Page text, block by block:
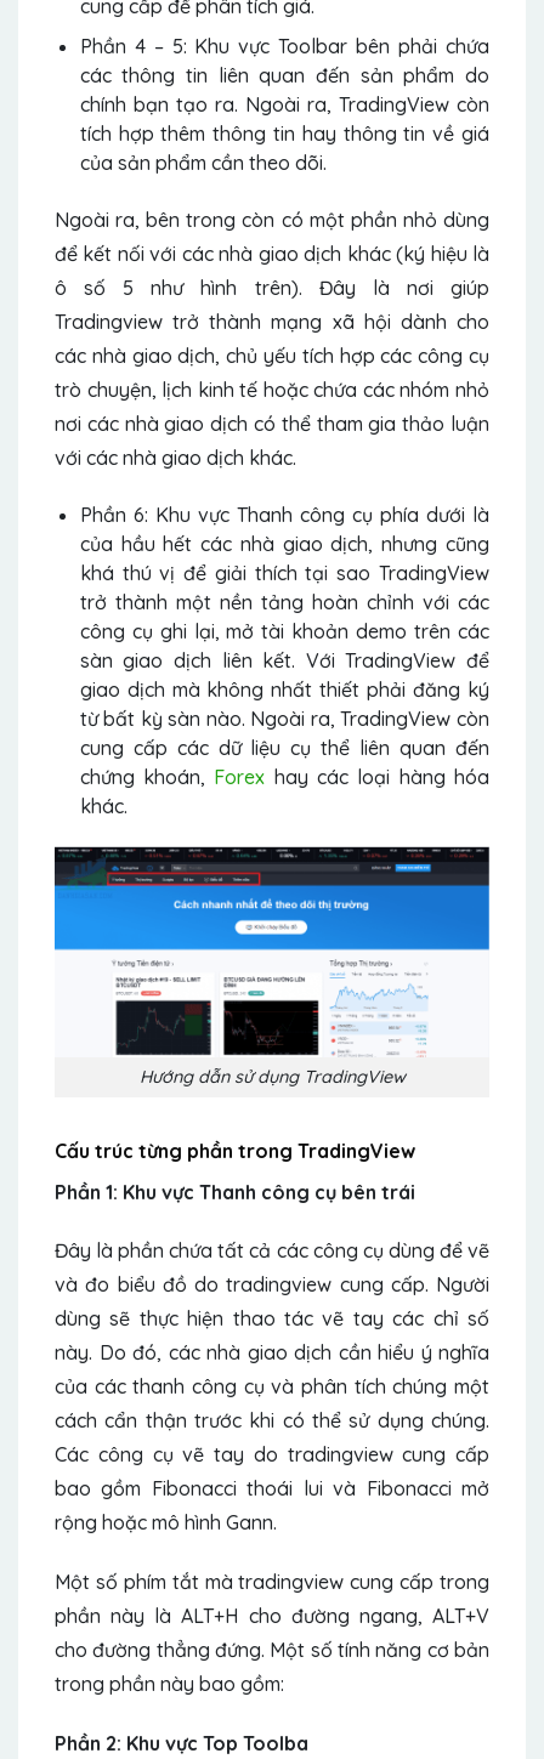
cung cấp để phân tích giá.
Phần 4 – 5: Khu vực Toolbar bên phải chứa
các thông tin liên quan đến sản phẩm do
chính bạn tạo ra. Ngoài ra, TradingView còn
tích hợp thêm thông tin hay thông tin về giá
của sản phẩm cần theo dõi.
Ngoài ra, bên trong còn có một phần nhỏ dùng
để kết nối với các nhà giao dịch khác (ký hiệu là
ô số 5 như hình trên). Đây là nơi giúp
Tradingview trở thành mạng xã hội dành cho
các nhà giao dịch, chủ yếu tích hợp các công cụ
trò chuyện, lịch kinh tế hoặc chứa các nhóm nhỏ
nơi các nhà giao dịch có thể tham gia thảo luận
với các nhà giao dịch khác.
Phần 6: Khu vực Thanh công cụ phía dưới là
của hầu hết các nhà giao dịch, nhưng cũng
khá thú vị để giải thích tại sao TradingView
trở thành một nền tảng hoàn chỉnh với các
công cụ ghi lại, mở tài khoản demo trên các
sàn giao dịch liên kết. Với TradingView để
giao dịch mà không nhất thiết phải đăng ký
từ bất kỳ sàn nào. Ngoài ra, TradingView còn
cung cấp các dữ liệu cụ thể liên quan đến
chứng khoán, Forex hay các loại hàng hóa
khác.
Hướng dẫn sử dụng TradingView
Cấu trúc từng phần trong TradingView
Phần 1: Khu vực Thanh công cụ bên trái
Đây là phần chứa tất cả các công cụ dùng để vẽ
và đo biểu đồ do tradingview cung cấp. Người
dùng sẽ thực hiện thao tác vẽ tay các chỉ số
này. Do đó, các nhà giao dịch cần hiểu ý nghĩa
của các thanh công cụ và phân tích chúng một
cách cẩn thận trước khi có thể sử dụng chúng.
Các công cụ vẽ tay do tradingview cung cấp
bao gồm Fibonacci thoái lui và Fibonacci mở
rộng hoặc mô hình Gann.
Một số phím tắt mà tradingview cung cấp trong
phần này là ALT+H cho đường ngang, ALT+V
cho đường thẳng đứng. Một số tính năng cơ bản
trong phần này bao gồm:
Phần 2: Khu vực Top Toolba